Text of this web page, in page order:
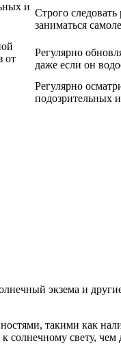
и
Строго
заниматься
от
Регулярно
даже если он
Регулярно
подозрительных
экзема и
такими как
солнечному свету, чем